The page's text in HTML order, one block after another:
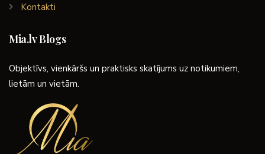
Kontakti
Mia.lv Blogs
Objektīvs, vienkāršs un praktisks skatījums uz notikumiem,
lietām un vietām.